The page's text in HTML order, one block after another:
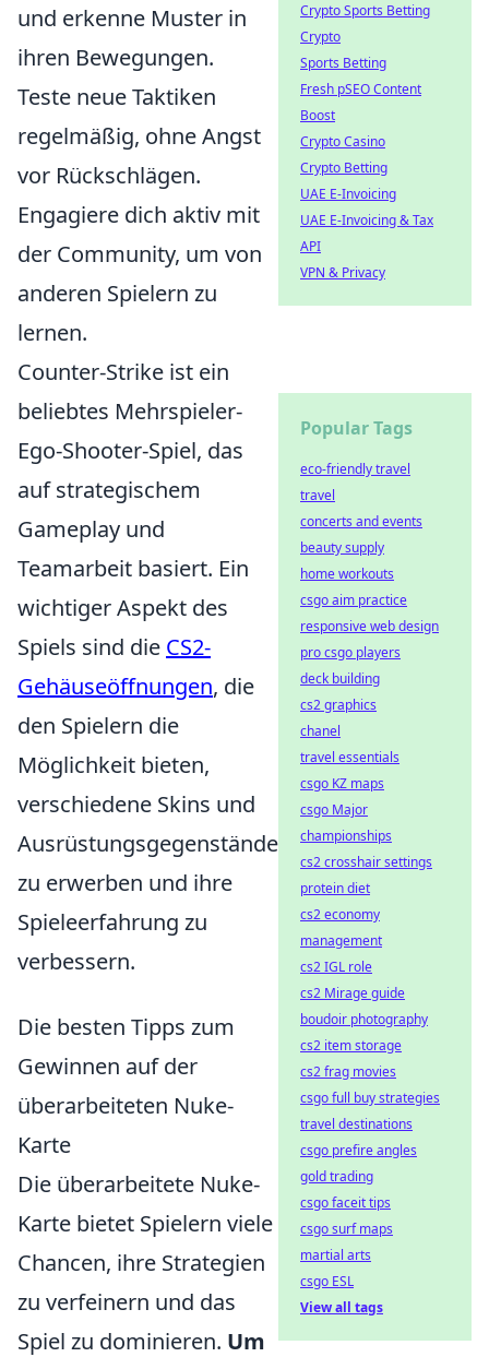
und erkenne Muster in
ihren Bewegungen.
Teste neue Taktiken
regelmäßig, ohne Angst
vor Rückschlägen.
Engagiere dich aktiv mit
der Community, um von
anderen Spielern zu
lernen.
Counter-Strike ist ein
beliebtes Mehrspieler-
Ego-Shooter-Spiel, das
auf strategischem
Gameplay und
Teamarbeit basiert. Ein
wichtiger Aspekt des
Spiels sind die CS2-
Gehäuseöffnungen, die
den Spielern die
Möglichkeit bieten,
verschiedene Skins und
Ausrüstungsgegenstände
zu erwerben und ihre
Spieleerfahrung zu
verbessern.
Die besten Tipps zum
Gewinnen auf der
überarbeiteten Nuke-
Karte
Die überarbeitete Nuke-
Karte bietet Spielern viele
Chancen, ihre Strategien
zu verfeinern und das
Spiel zu dominieren. Um
Crypto Sports Betting
Crypto
Sports Betting
Fresh pSEO Content
Boost
Crypto Casino
Crypto Betting
UAE E-Invoicing
UAE E-Invoicing & Tax
API
VPN & Privacy
Popular Tags
eco-friendly travel
travel
concerts and events
beauty supply
home workouts
csgo aim practice
responsive web design
pro csgo players
deck building
cs2 graphics
chanel
travel essentials
csgo KZ maps
csgo Major
championships
cs2 crosshair settings
protein diet
cs2 economy
management
cs2 IGL role
cs2 Mirage guide
boudoir photography
cs2 item storage
cs2 frag movies
csgo full buy strategies
travel destinations
csgo prefire angles
gold trading
csgo faceit tips
csgo surf maps
martial arts
csgo ESL
View all tags